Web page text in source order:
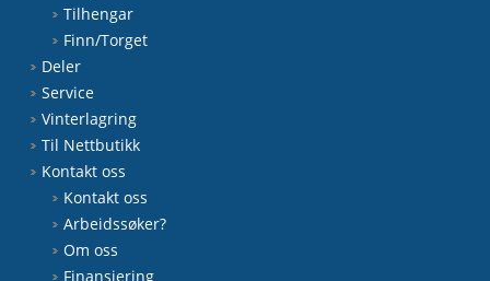
Tilhengar
Finn/Torget
Deler
Service
Vinterlagring
Til Nettbutikk
Kontakt oss
Kontakt oss
Arbeidssøker?
Om oss
Finansiering